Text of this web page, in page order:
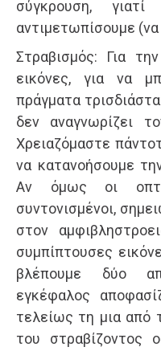
σύγκρουση,
αντιμετωπίσουμε
Στραβισμός: Για
εικόνες, για να
πράγματα
δεν αναγνωρίζει
Χρειαζόμαστε
να κατανοήσουμε
Αν όμως οι
συντονισμένοι,
στον
συμπίπτουσες
βλέπουμε δύο
εγκέφαλος
τελείως τη μια από
του στραβίζοντος